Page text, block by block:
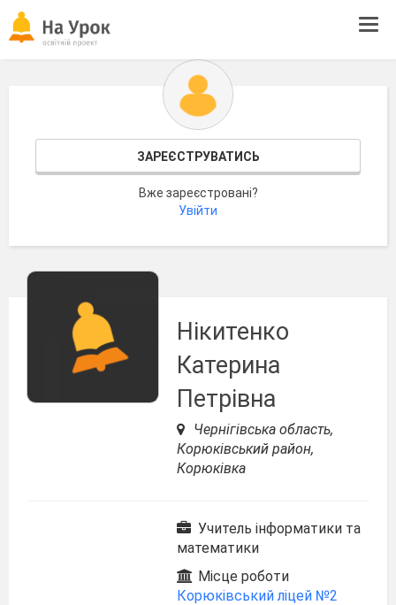
ЗАРЕЄСТРУВАТИСЬ
Вже зареєстровані?
Увійти
Нікитенко
Катерина
Петрівна
Чернігівська область,
Корюківський район,
Корюківка
Учитель інформатики та
математики
Місце роботи
Корюківський ліцей №2